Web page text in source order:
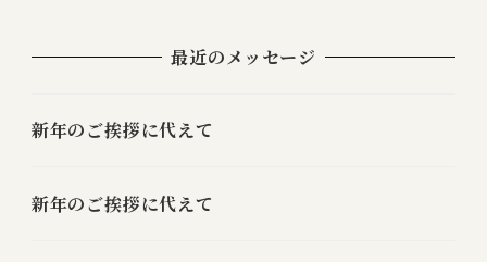
ゲ
ョ
最近のメッセージ
新年のご挨拶に代えて
新年のご挨拶に代えて